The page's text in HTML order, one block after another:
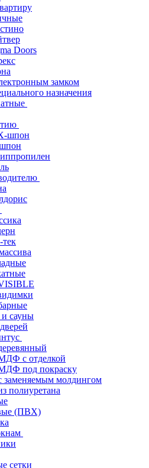
Doors
замком
назначения
шпон
сауны
с отделкой
под покраску
заменяемым молдингом
полиуретана
(ПВХ)
сетки